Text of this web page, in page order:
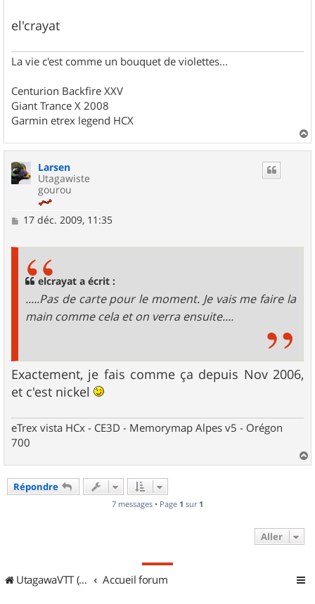
el'crayat
La vie c'est comme un bouquet de violettes...
Centurion Backfire XXV
Giant Trance X 2008
Garmin etrex legend HCX
a
Larsen
Utagawiste
gourou
M17 déc. 2009, 11:35
elcrayat a écrit :
.....Pas de carte pour le moment. Je vais me faire la
main comme cela et on verra ensuite....
Exactement, je fais comme ça depuis Nov 2006,
et c'est nickel
eTrex vista HCx - CE3D - Memorymap Alpes v5 - Orégon
700
a
Répondre
7 messages • Page 1 sur 1
Aller
UtagawaVTT (Randos VTT et VTTAE avec traces GPS) Accueil forum